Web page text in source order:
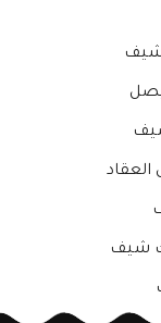
شيف
شيف